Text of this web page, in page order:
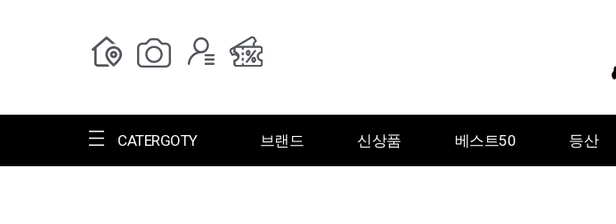
CATERGOTY 브랜드 신상품 베스트50 등산